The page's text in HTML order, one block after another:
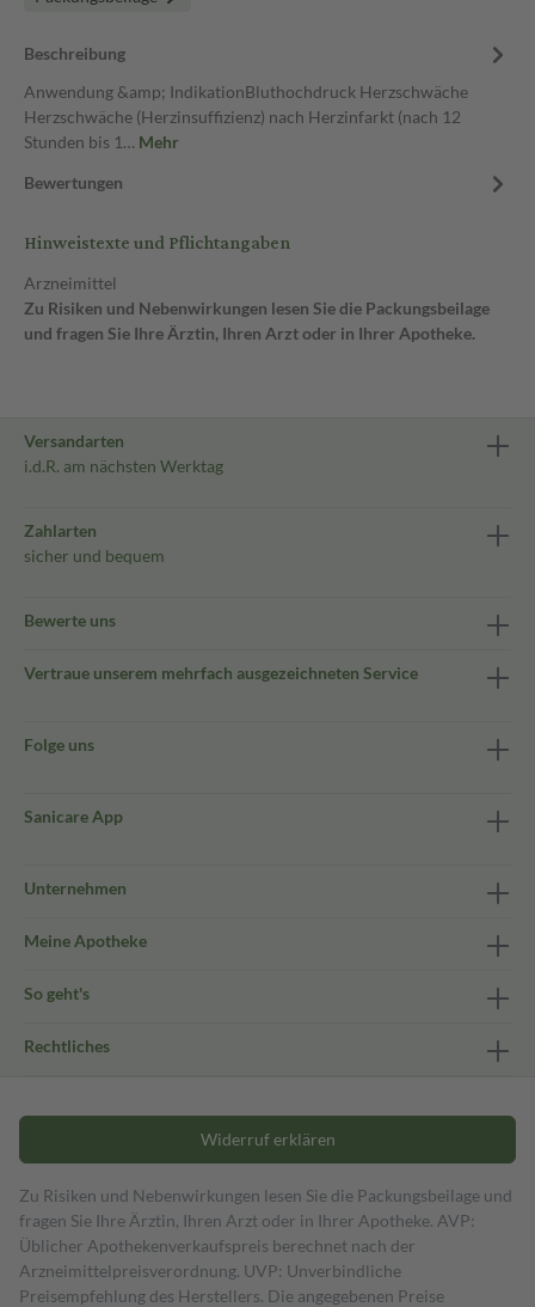
Beschreibung
Anwendung &amp; IndikationBluthochdruck Herzschwäche
Herzschwäche (Herzinsuffizienz) nach Herzinfarkt (nach 12
Stunden bis 1… Mehr
Bewertungen
Hinweistexte und Pflichtangaben
Arzneimittel
Zu Risiken und Nebenwirkungen lesen Sie die Packungsbeilage
und fragen Sie Ihre Ärztin, Ihren Arzt oder in Ihrer Apotheke.
Versandarten
i.d.R. am nächsten Werktag
Zahlarten
sicher und bequem
Bewerte uns
Vertraue unserem mehrfach ausgezeichneten Service
Folge uns
Sanicare App
Unternehmen
Meine Apotheke
So geht's
Rechtliches
Widerruf erklären
Zu Risiken und Nebenwirkungen lesen Sie die Packungsbeilage und
fragen Sie Ihre Ärztin, Ihren Arzt oder in Ihrer Apotheke. AVP:
Üblicher Apothekenverkaufspreis berechnet nach der
Arzneimittelpreisverordnung. UVP: Unverbindliche
Preisempfehlung des Herstellers. Die angegebenen Preise